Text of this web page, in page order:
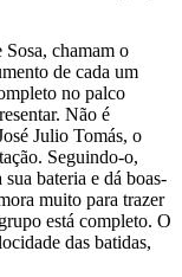
Sosa, chamam o
de cada um
no palco
Não é
Julio Tomás, o
Seguindo-o,
bateria e dá boas-
muito para trazer
está completo. O
das batidas,